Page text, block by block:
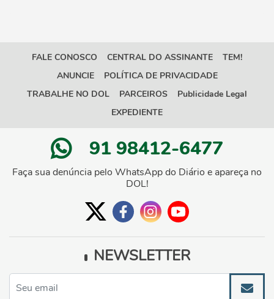
FALE CONOSCO CENTRAL DO ASSINANTE
TEM!
ANUNCIE
POLÍTICA DE PRIVACIDADE
TRABALHE NO DOL
PARCEIROS
Publicidade Legal
EXPEDIENTE
91 98412-6477
Faça sua denúncia pelo WhatsApp do Diário e apareça no
DOL!
NEWSLETTER